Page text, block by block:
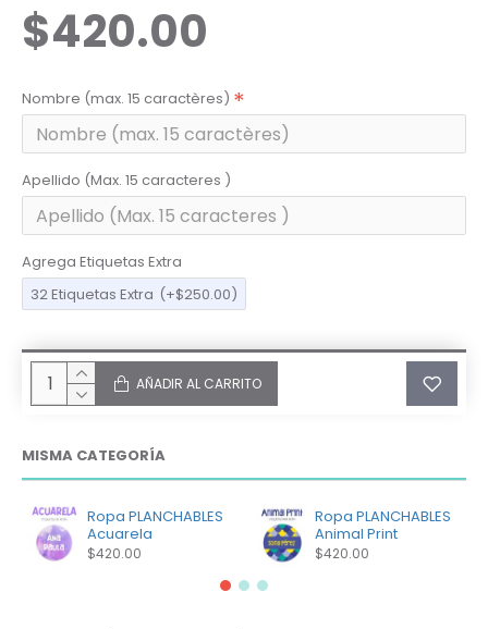
$420.00
Nombre (max. 15 caractères)
Apellido (Max. 15 caracteres )
Agrega Etiquetas Extra
32 Etiquetas Extra (+$250.00)
AÑADIR AL CARRITO
MISMA CATEGORÍA
Ropa PLANCHABLES
Acuarela
$420.00
Ropa PLANCHABLES
Animal Print
$420.00